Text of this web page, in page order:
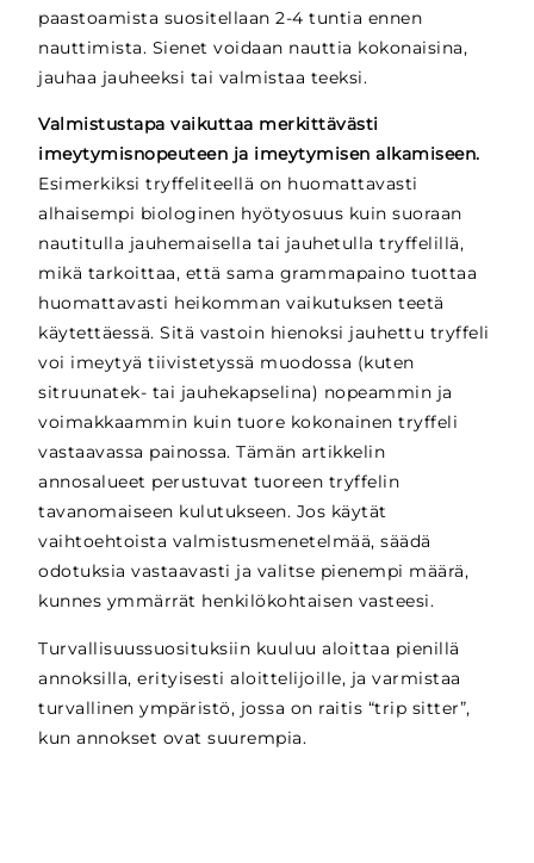
paastoamista suositellaan 2-4 tuntia ennen
nauttimista. Sienet voidaan nauttia kokonaisina,
jauhaa jauheeksi tai valmistaa teeksi.
Valmistustapa vaikuttaa merkittävästi
imeytymisnopeuteen ja imeytymisen alkamiseen.
Esimerkiksi tryffeliteellä on huomattavasti
alhaisempi biologinen hyötyosuus kuin suoraan
nautitulla jauhemaisella tai jauhetulla tryffelillä,
mikä tarkoittaa, että sama grammapaino tuottaa
huomattavasti heikomman vaikutuksen teetä
käytettäessä. Sitä vastoin hienoksi jauhettu tryffeli
voi imeytyä tiivistetyssä muodossa (kuten
sitruunatek- tai jauhekapselina) nopeammin ja
voimakkaammin kuin tuore kokonainen tryffeli
vastaavassa painossa. Tämän artikkelin
annosalueet perustuvat tuoreen tryffelin
tavanomaiseen kulutukseen. Jos käytät
vaihtoehtoista valmistusmenetelmää, säädä
odotuksia vastaavasti ja valitse pienempi määrä,
kunnes ymmärrät henkilökohtaisen vasteesi.
Turvallisuussuosituksiin kuuluu aloittaa pienillä
annoksilla, erityisesti aloittelijoille, ja varmistaa
turvallinen ympäristö, jossa on raitis “trip sitter”,
kun annokset ovat suurempia.